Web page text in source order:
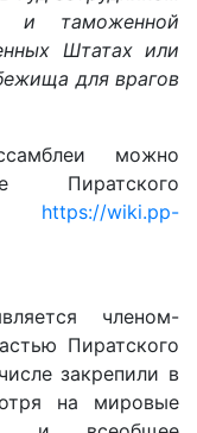
и таможенной
Штатах или
для врагов
можно
Пиратского
https://wiki.pp-
членом-
Пиратского
закрепили в
на мировые